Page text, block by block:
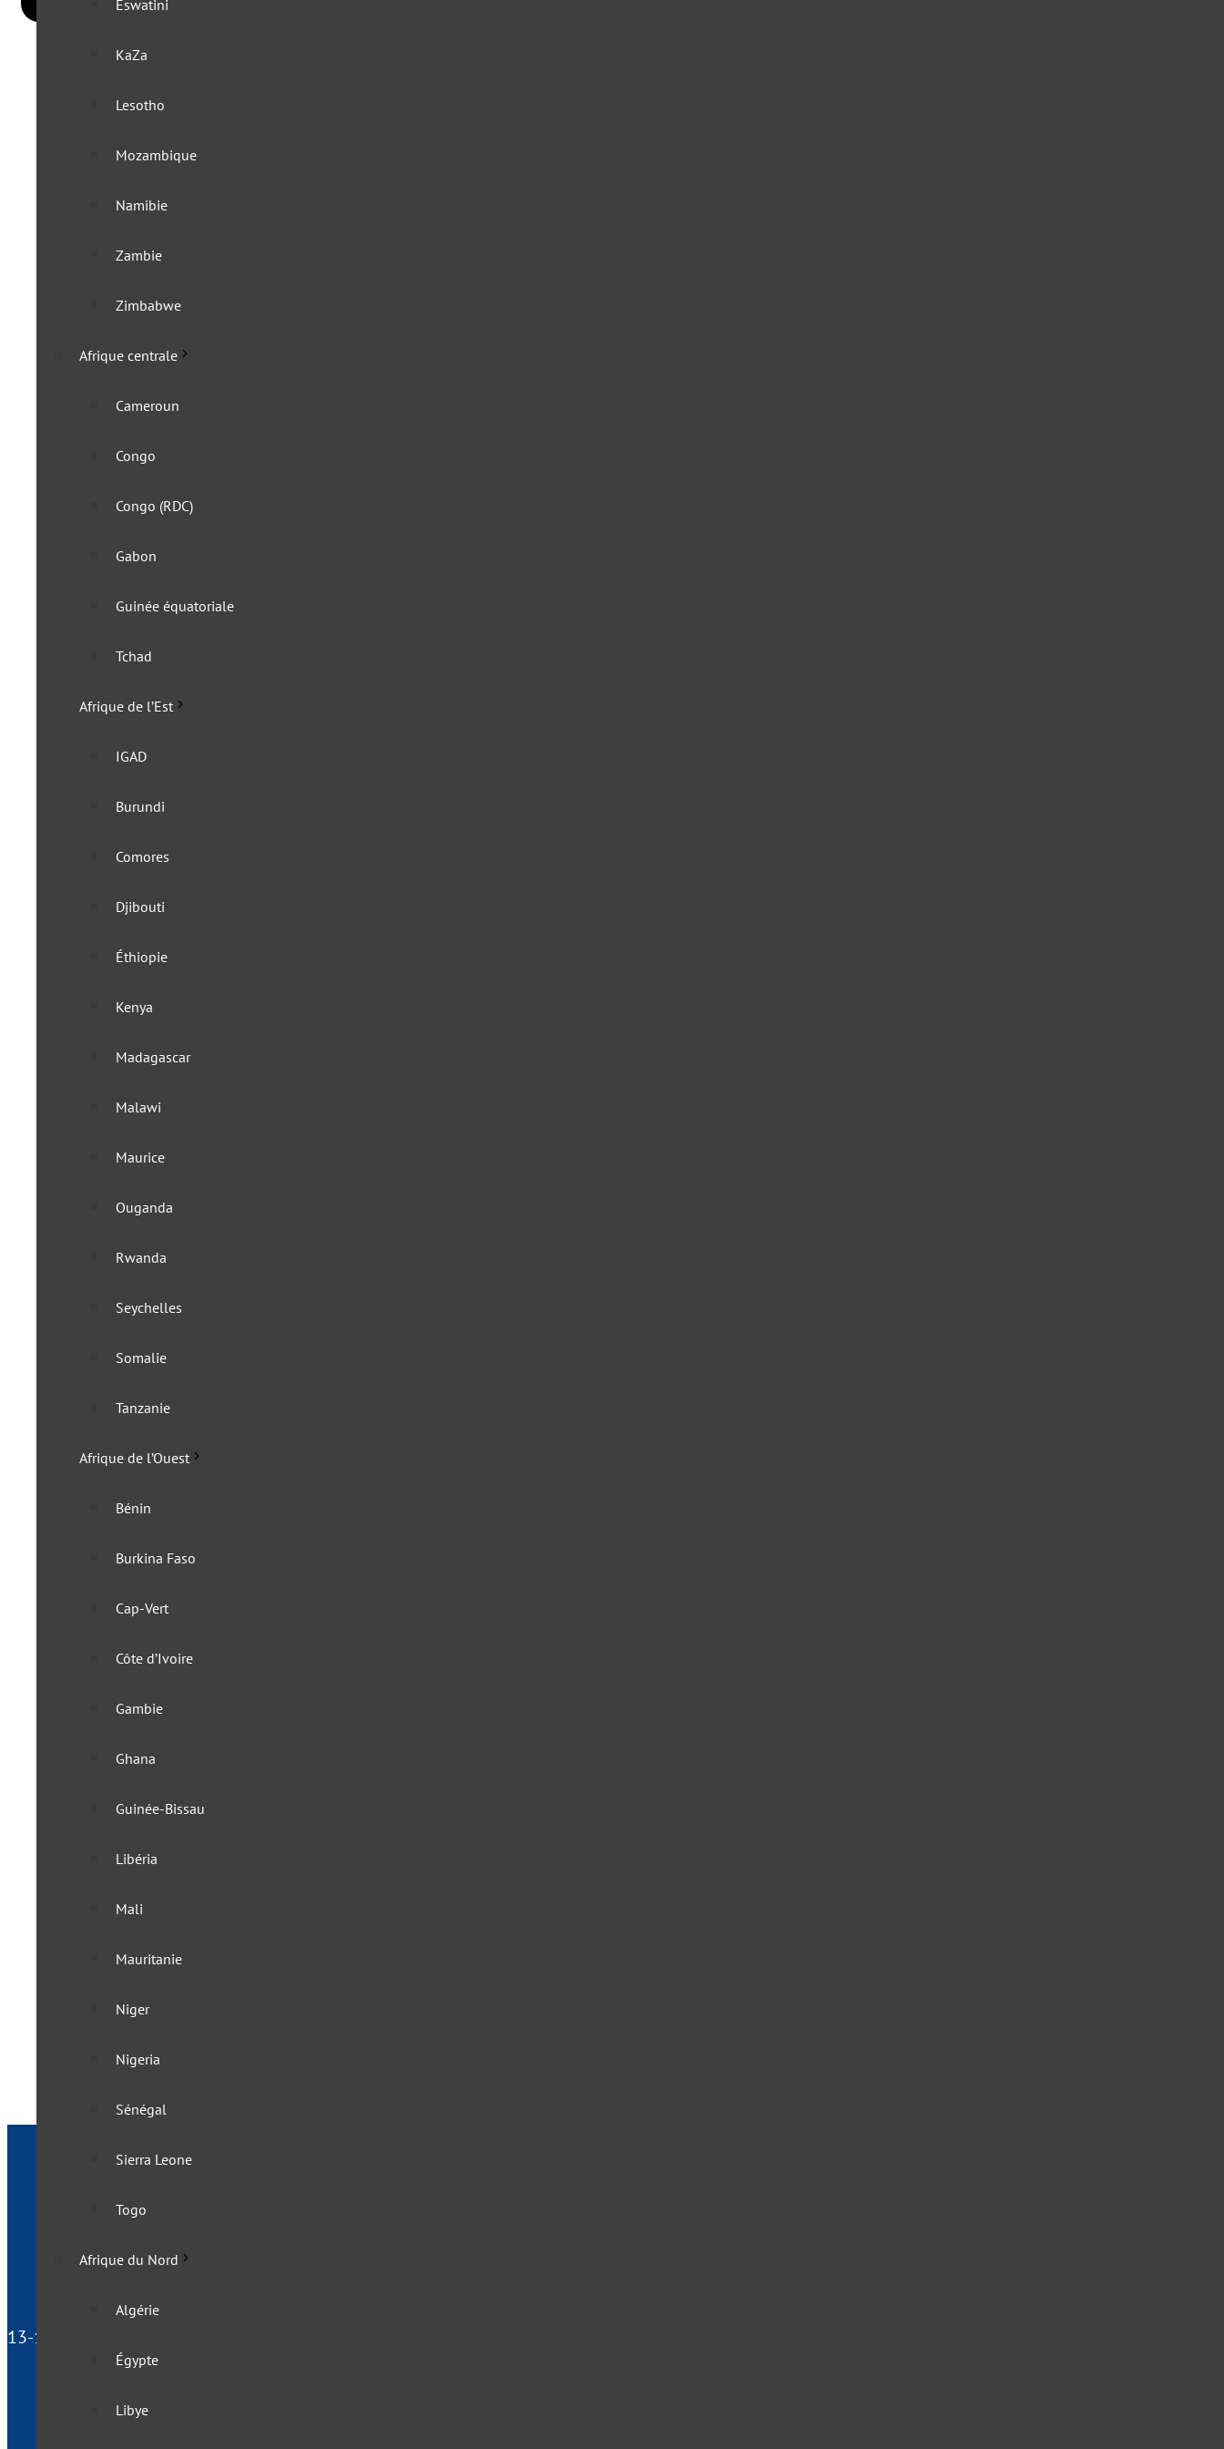
Eswatini
KaZa
Lesotho
Mozambique
Namibie
Zambie
Zimbabwe
Afrique centrale
Cameroun
Congo
Congo (RDC)
Gabon
Guinée équatoriale
Tchad
Afrique de l’Est
IGAD
Burundi
Comores
Djibouti
Éthiopie
Kenya
Madagascar
Malawi
Maurice
Ouganda
Rwanda
Seychelles
Somalie
Tanzanie
Afrique de l’Ouest
Bénin
Burkina Faso
Cap-Vert
Côte d’Ivoire
Gambie
Ghana
Guinée-Bissau
Libéria
Mali
Mauritanie
Niger
Nigeria
Sénégal
Sierra Leone
Togo
Afrique du Nord
Algérie
Égypte
Libye
L’Ouzbékistan lève toutes les restrictions de voyage liées au Covid
9 juin 2022
L’Ouzbékistan s’ouvre aux touristes étrangers
16 mars 2022
13-15 rue du Docteur Laurent, 75013 Paris - France